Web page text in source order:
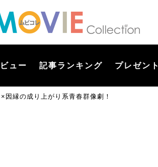
ュー 記事ランキング プレゼント
縁の成り上がり系青春群像劇！